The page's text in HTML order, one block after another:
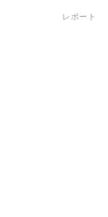
レポート